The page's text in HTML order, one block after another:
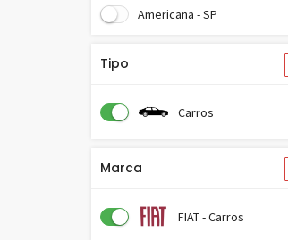
Americana - SP
Tipo
Carros
Marca
FIAT - Carros